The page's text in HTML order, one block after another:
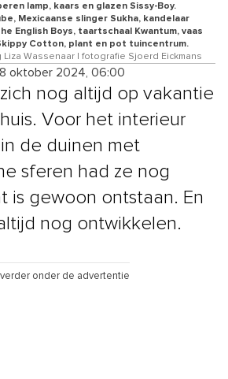
lamp, kaars en glazen Sissy-Boy.
Mexicaanse slinger Sukha, kandelaar
English Boys, taartschaal Kwantum, vaas
Cotton, plant en pot tuincentrum.
Wassenaar | fotografie Sjoerd Eickmans
8 oktober 2024, 06:00
nog altijd op vakantie
Voor het interieur
de duinen met
sferen had ze nog
is gewoon ontstaan. En
nog ontwikkelen.
onder de advertentie